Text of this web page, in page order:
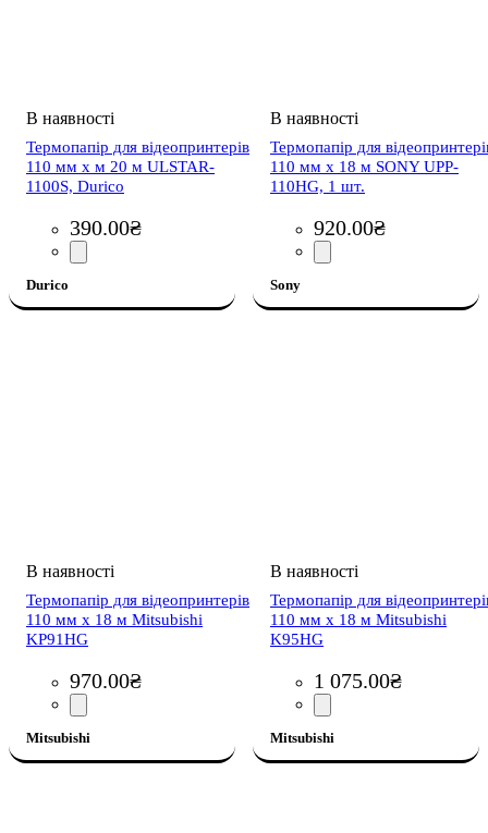
Термопапір для відеопринтерів
110 мм х м 20 м ULSTAR-
1100S, Durico
390.00₴
Durico
Термопапір для
110 мм x 18 м SONY UPP-
110HG, 1 шт.
920.00₴
Sony
Термопапір для відеопринтерів
110 мм х 18 м Mitsubishi
KP91HG
970.00₴
Mitsubishi
Термопапір для
110 мм х 18 м Mitsubishi
K95HG
1 075.00₴
Mitsubishi